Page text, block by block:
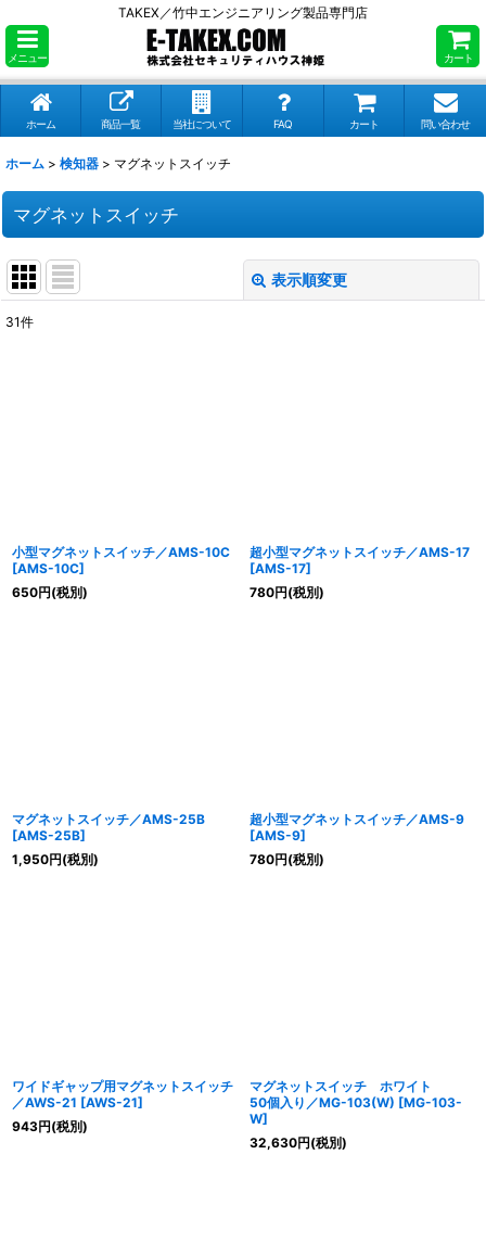
TAKEX／竹中エンジニアリング製品専門店
メニュー カート
ホーム 商品一覧 当社について FAQ カート 問い合わせ
ホーム > 検知器 > マグネットスイッチ
マグネットスイッチ
表示順変更
31件
小型マグネットスイッチ／AMS-10C
[AMS-10C]
650円(税別)
超小型マグネットスイッチ／AMS-17
[AMS-17]
780円(税別)
マグネットスイッチ／AMS-25B
[AMS-25B]
1,950円(税別)
超小型マグネットスイッチ／AMS-9
[AMS-9]
780円(税別)
ワイドギャップ用マグネットスイッチ
／AWS-21 [AWS-21]
943円(税別)
マグネットスイッチ ホワイト
50個入り／MG-103(W) [MG-103-
W]
32,630円(税別)